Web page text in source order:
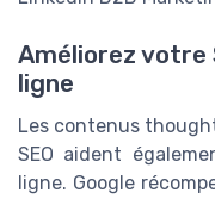
Améliorez votre
ligne
Les contenus
SEO aident
ligne. Google